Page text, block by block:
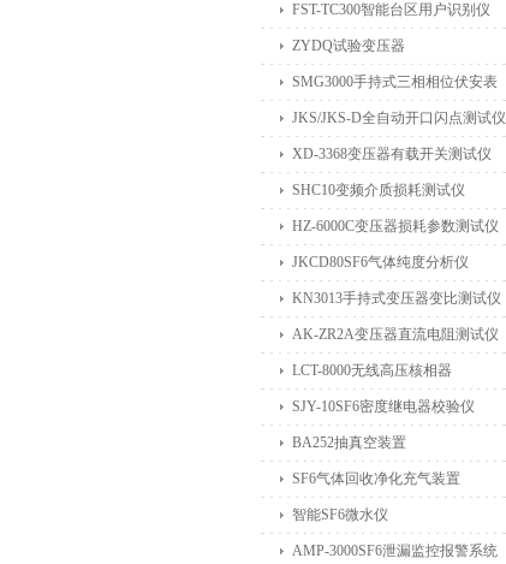
FST-TC300智能台区用户识别仪
ZYDQ试验变压器
SMG3000手持式三相相位伏安表
JKS/JKS-D全自动开口闪点测试仪
XD-3368变压器有载开关测试仪
SHC10变频介质损耗测试仪
HZ-6000C变压器损耗参数测试仪
JKCD80SF6气体纯度分析仪
KN3013手持式变压器变比测试仪
AK-ZR2A变压器直流电阻测试仪
LCT-8000无线高压核相器
SJY-10SF6密度继电器校验仪
BA252抽真空装置
SF6气体回收净化充气装置
智能SF6微水仪
AMP-3000SF6泄漏监控报警系统